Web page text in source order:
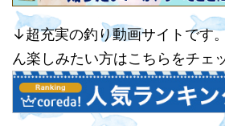
↓超充実の釣り動画サイトです
ん楽しみたい方はこちらをチェ